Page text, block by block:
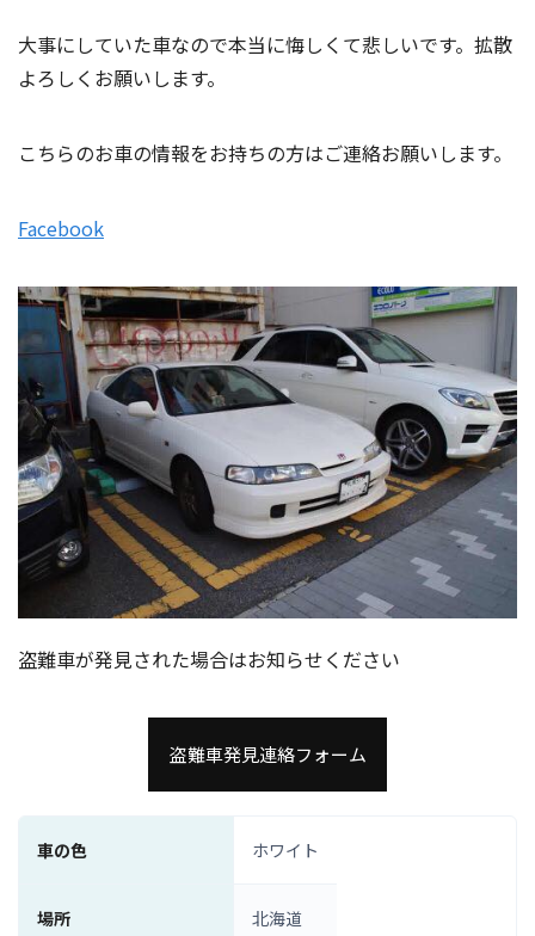
大事にしていた車なので本当に悔しくて悲しいです。拡散
よろしくお願いします。
こちらのお車の情報をお持ちの方はご連絡お願いします。
Facebook
盗難車が発見された場合はお知らせください
盗難車発見連絡フォーム
車の色 ホワイト
場所 北海道